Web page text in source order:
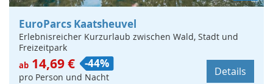
EuroParcs Kaatsheuvel
Erlebnisreicher Kurzurlaub zwischen Wald, Stadt und
Freizeitpark
ab 14,69 € -44%
pro Person und Nacht Details